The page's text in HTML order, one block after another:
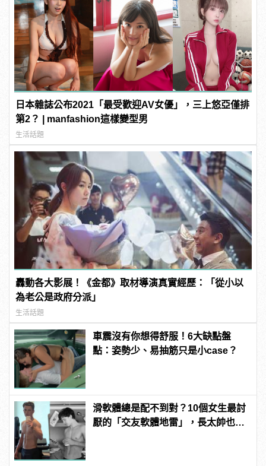
日本雜誌公布2021「最受歡迎AV女優」，三上悠亞僅排
第2？ | manfashion這樣變型男
生活話題
轟動各大影展！《金都》取材導演真實經歷：「從小以
為老公是政府分派」
生活話題
車震沒有你想得舒服！6大缺點盤
點：姿勢少、易抽筋只是小case？
滑軟體總是配不到對？10個女生最討
厭的「交友軟體地雷」，長太帥也沒